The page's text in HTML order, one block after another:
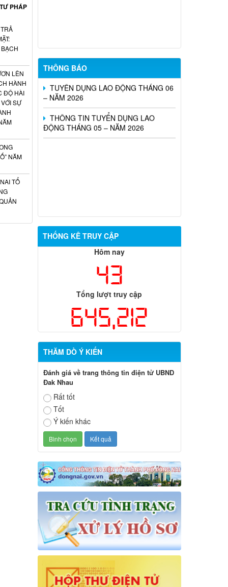
THÔNG BÁO
– NĂM 2026
ĐỘNG THÁNG 05 – NĂM 2026
THỐNG KÊ TRUY CẬP
Hôm nay
43
Tổng lượt truy cập
645,212
THĂM DÒ Ý KIẾN
Đánh giá về trang thông tin điện tử UBND
Đak Nhau
Rất tốt
Tốt
Ý kiến khác
PHÁP
LÊN
HÀNH
ĐỘ HÀI
SỰ
NĂM
TỔ